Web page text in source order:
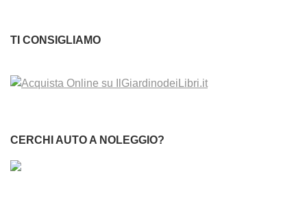
TI CONSIGLIAMO
CERCHI AUTO A NOLEGGIO?